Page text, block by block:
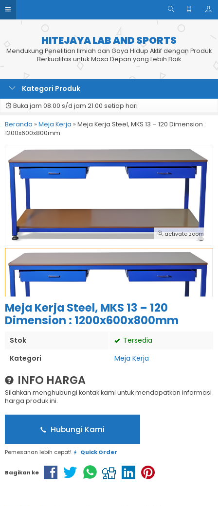
HITEJAYA LAB AND SPORTS
Mendukung Penelitian Ilmiah dan Gaya Hidup Aktif dengan Produk
Berkualitas untuk Masa Depan yang Lebih Baik
Kategori Produk
Buka jam 08.00 s/d jam 21.00 setiap hari
Beranda » Meja Kerja » Meja Kerja Steel, MKS 13 – 120 Dimension :
1200x600x800mm
activate zoom
Meja Kerja Steel, MKS 13 – 120
Dimension : 1200x600x800mm
Stok
Tersedia
Kategori
Meja Kerja
INFO HARGA
Silahkan menghubungi kontak kami untuk mendapatkan informasi
harga produk ini.
Hubungi Kami
Pemesanan lebih cepat! Quick Order
Bagikan ke